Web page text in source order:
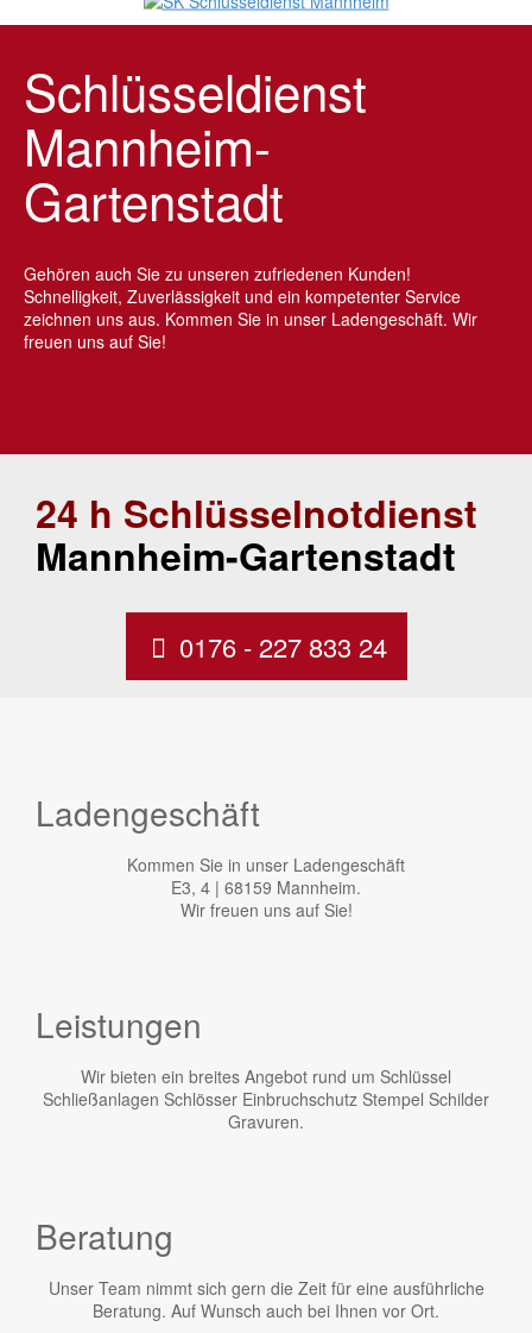
Schlüsseldienst
Mannheim-
Gartenstadt
Gehören auch Sie zu unseren zufriedenen Kunden!
Schnelligkeit, Zuverlässigkeit und ein kompetenter Service
zeichnen uns aus. Kommen Sie in unser Ladengeschäft. Wir
freuen uns auf Sie!
24 h Schlüsselnotdienst
Mannheim-Gartenstadt
0176 - 227 833 24
Ladengeschäft
Kommen Sie in unser Ladengeschäft
E3, 4 | 68159 Mannheim.
Wir freuen uns auf Sie!
Leistungen
Wir bieten ein breites Angebot rund um Schlüssel
Schließanlagen Schlösser Einbruchschutz Stempel Schilder
Gravuren.
Beratung
Unser Team nimmt sich gern die Zeit für eine ausführliche
Beratung. Auf Wunsch auch bei Ihnen vor Ort.